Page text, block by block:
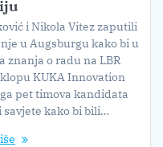
i Nikola Vitez zaputili
u Augsburgu kako bi u
znanja o radu na LBR
KUKA Innovation
pet timova kandidata
kako bi bili…